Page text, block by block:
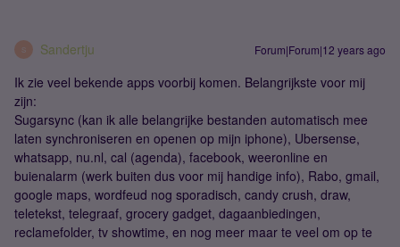
S Sandertju Forum|Forum|12 years ago
Ik zie veel bekende apps voorbij komen. Belangrijkste voor mij
zijn:
Sugarsync (kan ik alle belangrijke bestanden automatisch mee
laten synchroniseren en openen op mijn iphone), Ubersense,
whatsapp, nu.nl, cal (agenda), facebook, weeronline en
buienalarm (werk buiten dus voor mij handige info), Rabo, gmail,
google maps, wordfeud nog sporadisch, candy crush, draw,
teletekst, telegraaf, grocery gadget, dagaanbiedingen,
reclamefolder, tv showtime, en nog meer maar te veel om op te